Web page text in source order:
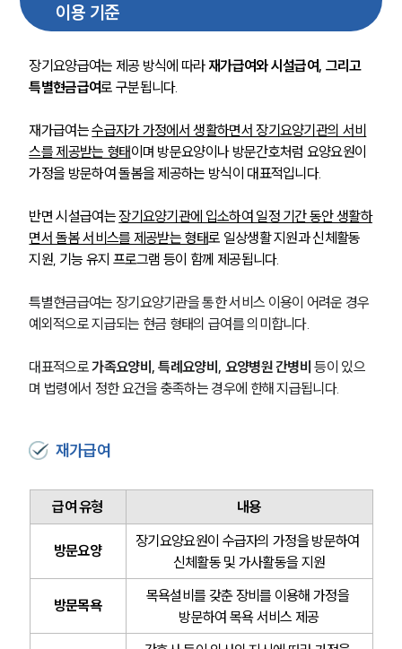
이용 기준
장기요양급여는 제공 방식에 따라 재가급여와 시설급여, 그리고
특별현금급여로 구분됩니다.
재가급여는 수급자가 가정에서 생활하면서 장기요양기관의 서비
스를 제공받는 형태이며 방문요양이나 방문간호처럼 요양요원이
가정을 방문하여 돌봄을 제공하는 방식이 대표적입니다.
반면 시설급여는 장기요양기관에 입소하여 일정 기간 동안 생활하
면서 돌봄 서비스를 제공받는 형태로 일상생활 지원과 신체활동
지원, 기능 유지 프로그램 등이 함께 제공됩니다.
특별현금급여는 장기요양기관을 통한 서비스 이용이 어려운 경우
예외적으로 지급되는 현금 형태의 급여를 의미합니다.
대표적으로 가족요양비, 특례요양비, 요양병원 간병비 등이 있으
며 법령에서 정한 요건을 충족하는 경우에 한해 지급됩니다.
재가급여
급여 유형 내용
방문요양
장기요양요원이 수급자의 가정을 방문하여
신체활동 및 가사활동을 지원
방문목욕
목욕설비를 갖춘 장비를 이용해 가정을
방문하여 목욕 서비스 제공